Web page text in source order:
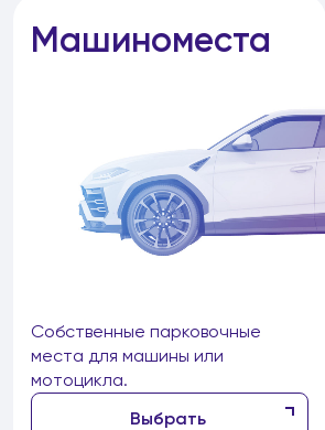
Машиноместа
Собственные парковочные
места для машины или
мотоцикла.
Выбрать